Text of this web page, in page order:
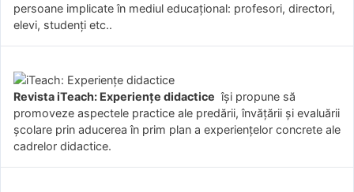
persoane implicate în mediul educațional: profesori, directori,
elevi, studenți etc..
Revista iTeach: Experienţe didactice îşi propune să
promoveze aspectele practice ale predării, învăţării şi evaluării
şcolare prin aducerea în prim plan a experienţelor concrete ale
cadrelor didactice.